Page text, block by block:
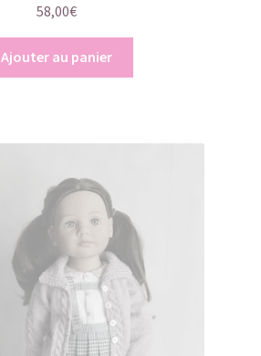
58,00€
Ajouter au panier